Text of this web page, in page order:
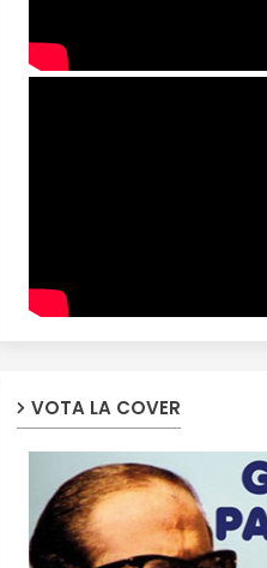
VOTA LA COVER